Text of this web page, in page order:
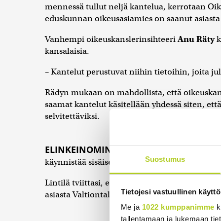
Suostumus
Tietojesi vastuullinen käyttö
Me ja 1022 kumppanimme
tallentamaan ja lukemaan
mennessä tullut neljä kantelua, kerrotaan
eduskunnan oikeusasiamies on saanut
Vanhempi oikeuskanslerinsihteeriAnu Räty
kansalaisia.
– Kantelut perustuvat niihin tietoihin, joita
Rädyn mukaan on mahdollista, että
saamat kantelut käsitellään yhdessä siten,
selvitettäviksi.
ELINKEINOMINISTERI
käynnistää sisäisen tarkastuksen Business
Lintilä tviittasi, että tämä on kaikkien
asiasta Valtiontalouden tarkastusviraston